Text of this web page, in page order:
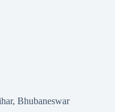
Bhubaneswar